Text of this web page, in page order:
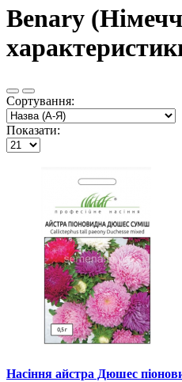
Benary
Сортування:
Показати:
Насіння айстра Дюшес